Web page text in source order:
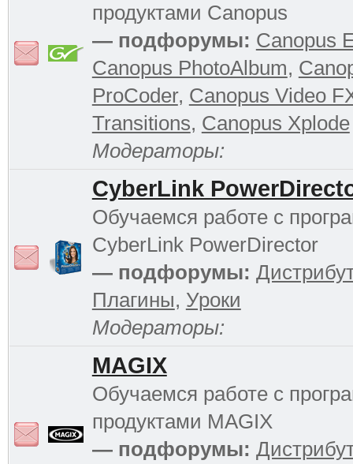
продуктами Canopus
— подфорумы: Canopus
Canopus PhotoAlbum,
ProCoder, Canopus Video
Transitions, Canopus Xplode
Модераторы:
CyberLink
Обучаемся работе с
CyberLink PowerDirector
— подфорумы:
Плагины, Уроки
Модераторы:
MAGIX
Обучаемся работе с
продуктами MAGIX
— подфорумы: